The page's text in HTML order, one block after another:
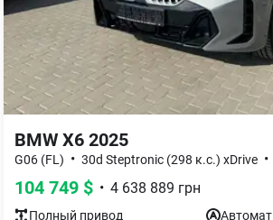
BMW X6 2025
G06 (FL) • 30d Steptronic (298 к.с.) xDrive •
104 749 $ • 4 638 889 грн
Полный привод
Автомат